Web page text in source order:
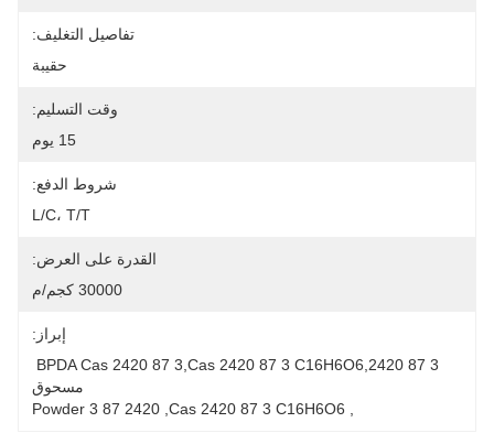
تفاصيل التغليف:
حقيبة
وقت التسليم:
15 يوم
شروط الدفع:
L/C، T/T
القدرة على العرض:
30000 كجم/م
إبراز:
مسحوق
Cas 2420 87 3 C16H6O6
2420 87 3 Powder